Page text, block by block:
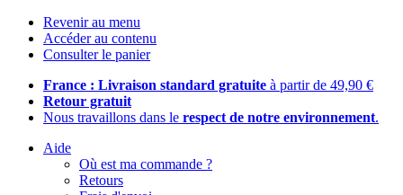
Revenir au menu
Accéder au contenu
Consulter le panier
France : Livraison standard gratuite à partir de 49,90 €
Retour gratuit
Nous travaillons dans le respect de notre environnement.
Aide
Où est ma commande ?
Retours